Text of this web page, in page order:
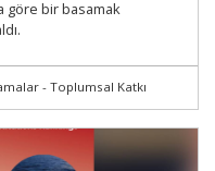
göre bir basamak
- Toplumsal Katkı